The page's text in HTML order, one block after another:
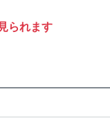
られます